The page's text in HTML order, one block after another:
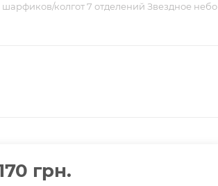
колгот 7 отделений Звездное небо
грн.